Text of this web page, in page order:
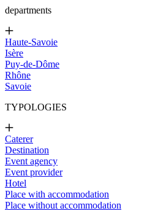
departments
Haute-Savoie
Isère
Puy-de-Dôme
Rhône
Savoie
TYPOLOGIES
Caterer
Destination
Event agency
Event provider
Hotel
Place with accommodation
Place without accommodation